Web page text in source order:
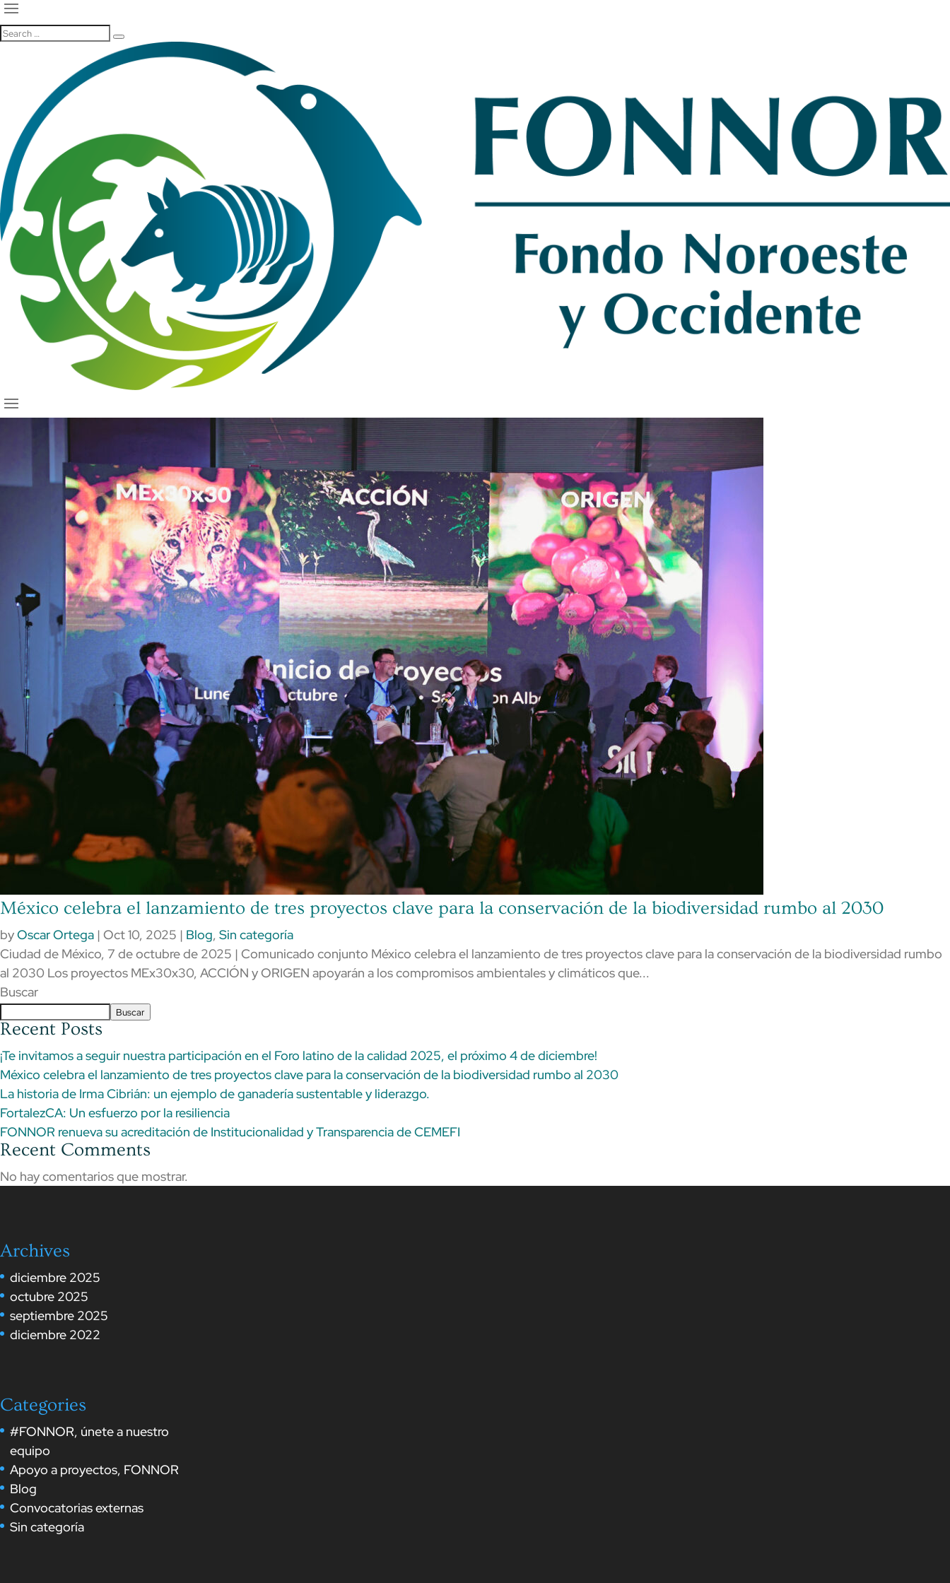
México celebra el lanzamiento de tres proyectos clave para la conservación de la biodiversidad rumbo al 2030
byOscar Ortega | Oct 10, 2025 | Blog, Sin categoría
Ciudad de México, 7 de octubre de 2025 | Comunicado conjunto México celebra el lanzamiento de tres proyectos clave para la conservación de la biodiversidad rumbo
al 2030 Los proyectos MEx30x30, ACCIÓN y ORIGEN apoyarán a los compromisos ambientales y climáticos que...
Buscar
Buscar
Recent Posts
¡Te invitamos a seguir nuestra participación en el Foro latino de la calidad 2025, el próximo 4 de diciembre!
México celebra el lanzamiento de tres proyectos clave para la conservación de la biodiversidad rumbo al 2030
La historia de Irma Cibrián: un ejemplo de ganadería sustentable y liderazgo.
FortalezCA: Un esfuerzo por la resiliencia
FONNOR renueva su acreditación de Institucionalidad y Transparencia de CEMEFI
Recent Comments
No hay comentarios que mostrar.
Archives
diciembre 2025
octubre 2025
septiembre 2025
diciembre 2022
Categories
#FONNOR, únete a nuestro
equipo
Apoyo a proyectos, FONNOR
Blog
Convocatorias externas
Sin categoría